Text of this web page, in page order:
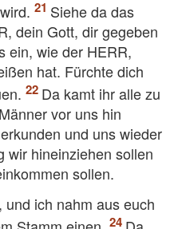
Siehe da das
dein Gott, dir gegeben
ein, wie der HERR,
hat. Fürchte dich
Da kamt ihr alle zu
vor uns hin
und uns wieder
wir hineinziehen sollen
sollen.
ich nahm aus euch